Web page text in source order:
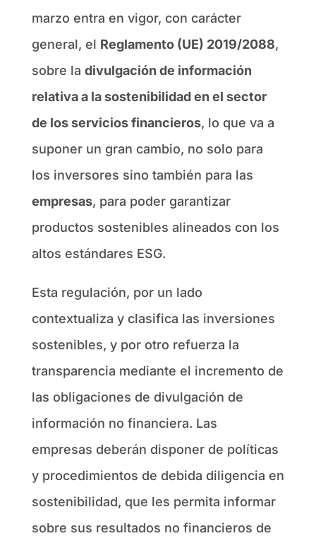
marzo entra en vigor, con carácter
general, el Reglamento (UE) 2019/2088,
sobre la divulgación de información
relativa a la sostenibilidad en el sector
de los servicios financieros, lo que va a
suponer un gran cambio, no solo para
los inversores sino también para las
empresas, para poder garantizar
productos sostenibles alineados con los
altos estándares ESG.
Esta regulación, por un lado
contextualiza y clasifica las inversiones
sostenibles, y por otro refuerza la
transparencia mediante el incremento de
las obligaciones de divulgación de
información no financiera. Las
empresas deberán disponer de políticas
y procedimientos de debida diligencia en
sostenibilidad, que les permita informar
sobre sus resultados no financieros de